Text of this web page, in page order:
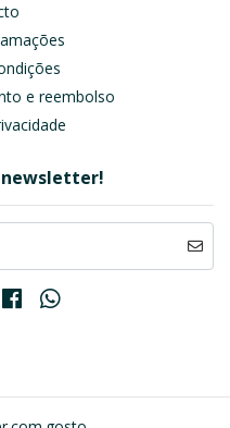
e reembolso
newsletter!